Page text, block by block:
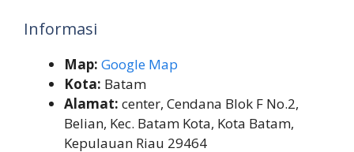
Informasi
Map: Google Map
Kota: Batam
Alamat: center, Cendana Blok F No.2,
Belian, Kec. Batam Kota, Kota Batam,
Kepulauan Riau 29464